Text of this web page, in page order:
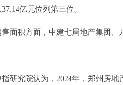
亿元位列第三位。
售面积方面，中建七局地产集团、
指研究院认为，2024年，郑州房